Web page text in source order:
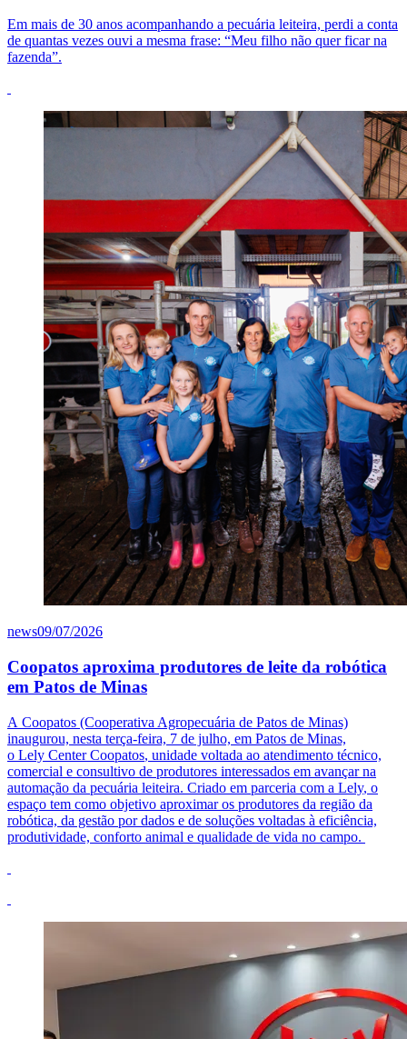
Em mais de 30 anos acompanhando a pecuária leiteira, perdi a conta
de quantas vezes ouvi a mesma frase: “Meu filho não quer ficar na
fazenda”.
news09/07/2026
Coopatos aproxima produtores de leite da robótica
em Patos de Minas
A Coopatos (Cooperativa Agropecuária de Patos de Minas)
inaugurou, nesta terça-feira, 7 de julho, em Patos de Minas,
o Lely CenterCoopatos, unidade voltada ao atendimento técnico,
comercial e consultivo de produtores interessados em avançar na
automação da pecuária leiteira. Criado em parceria com a Lely, o
espaço tem como objetivo aproximar os produtores da região da
robótica, da gestão por dados e de soluções voltadas à eficiência,
produtividade, conforto animal e qualidade de vida no campo.